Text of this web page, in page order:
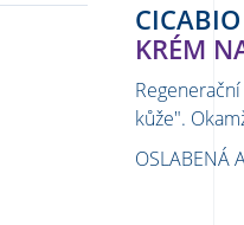
CICABIO
KRÉM
kůže".
OSLABENÁ